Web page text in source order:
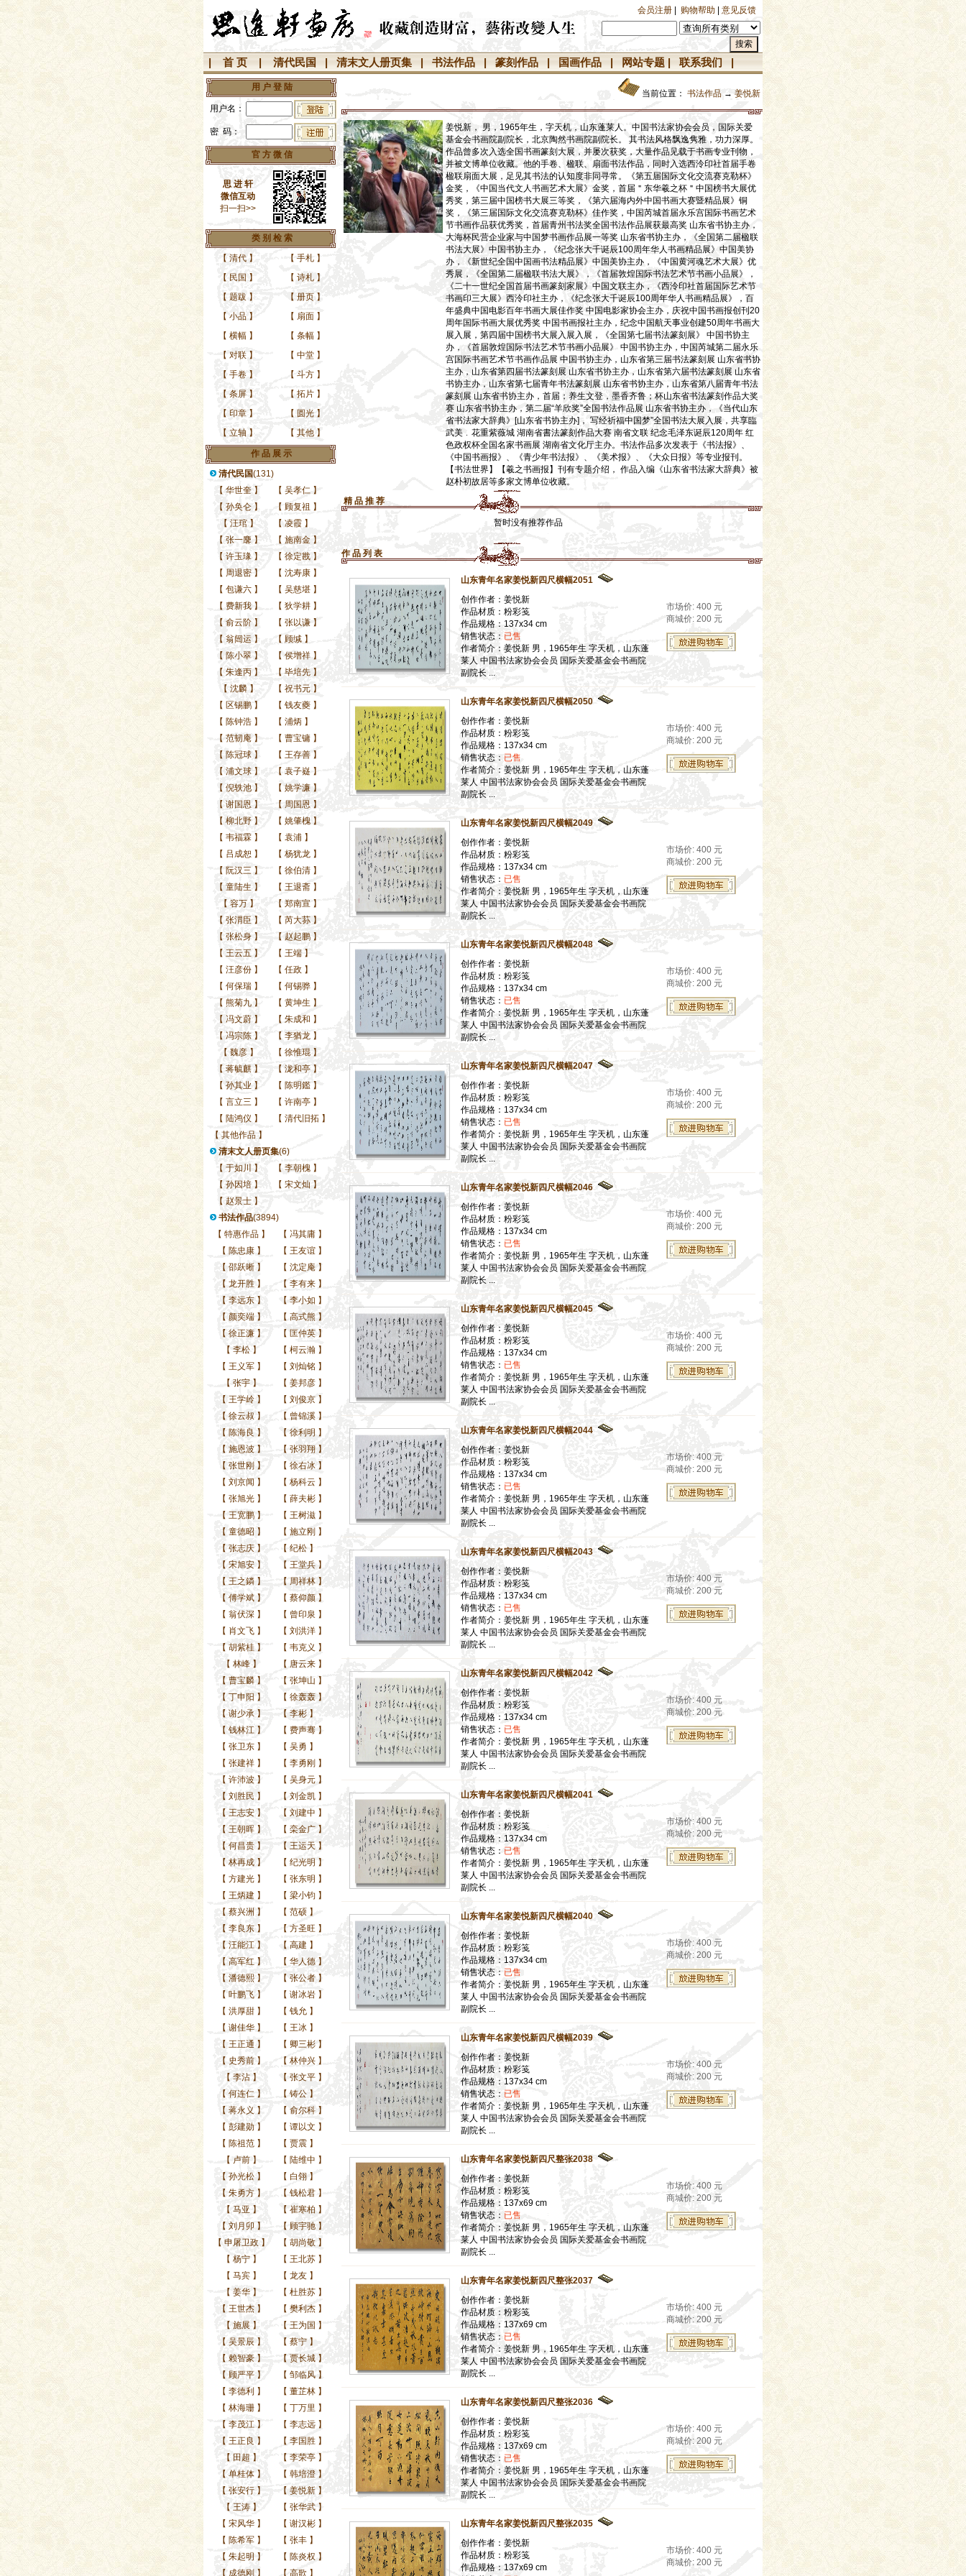
会员注册 购物帮助 意见反馈
首 页 清代民国 清末文人册页集 书法作品 篆刻作品 国画作品 网站专题 联系我们
用 户 登 陆
用户名：
密 码：
官 方 微 信
思 进 轩
微信互动
扫一扫>>
类 别 检 索
【 清代 】 【 手札 】
【 民国 】 【 诗札 】
【 题跋 】 【 册页 】
【 小品 】 【 扇面 】
【 横幅 】 【 条幅 】
【 对联 】 【 中堂 】
【 手卷 】 【 斗方 】
【 条屏 】 【 拓片 】
【 印章 】 【 圆光 】
【 立轴 】 【 其他 】
作 品 展 示
清代民国(131)
【 华世奎 】 【 吴孝仁 】
【 孙奂仑 】 【 顾复祖 】
【 汪琯 】 【 凌霞 】
【 张一麐 】 【 施南金 】
【 许玉瑑 】 【 徐定戡 】
【 周退密 】 【 沈寿康 】
【 包谦六 】 【 吴慈堪 】
【 费新我 】 【 狄学耕 】
【 俞云阶 】 【 张以谦 】
【 翁闿运 】 【 顾缄 】
【 陈小翠 】 【 侯增祥 】
【 朱逢丙 】 【 毕培先 】
【 沈麟 】 【 祝书元 】
【 区锡鹏 】 【 钱友夔 】
【 陈钟浩 】 【 浦炳 】
【 范韧庵 】 【 曹宝镛 】
【 陈冠球 】 【 王存善 】
【 浦文球 】 【 袁子嶷 】
【 倪轶池 】 【 姚学濂 】
【 谢国恩 】 【 周国恩 】
【 柳北野 】 【 姚肇槐 】
【 韦福霖 】 【 袁浦 】
【 吕成恕 】 【 杨犹龙 】
【 阮汉三 】 【 徐伯清 】
【 童陆生 】 【 王退斋 】
【 容万 】 【 郑南宣 】
【 张渭臣 】 【 芮大荪 】
【 张松身 】 【 赵起鹏 】
【 王云五 】 【 王端 】
【 汪彦份 】 【 任政 】
【 何保瑞 】 【 何锡骅 】
【 熊菊九 】 【 黄坤生 】
【 冯文蔚 】 【 朱成和 】
【 冯宗陈 】 【 李猶龙 】
【 魏彦 】 【 徐惟琨 】
【 蒋毓麒 】 【 泷和亭 】
【 孙其业 】 【 陈明鑑 】
【 言立三 】 【 许南亭 】
【 陆鸿仪 】 【 清代旧拓 】
【 其他作品 】
清末文人册页集(6)
【 于如川 】 【 李朝槐 】
【 孙因培 】 【 宋文灿 】
【 赵景士 】
书法作品(3894)
【 特惠作品】 【 冯其庸 】
【 陈忠康】 【 王友谊 】
【 邵跃晰】 【 沈定庵 】
【 龙开胜】 【 李有来 】
【 李远东】 【 李小如 】
【 颜奕端】 【 高式熊 】
【 徐正濂】 【 匡仲英 】
【 李松】 【 柯云瀚 】
【 王义军】 【 刘灿铭 】
【 张宇】 【 姜邦彦 】
【 王学岭】 【 刘俊京 】
【 徐云叔 】 【 曾锦溪 】
【 陈海良 】 【 徐利明 】
【 施恩波】 【 张羽翔 】
【 张世刚 】 【 徐右冰 】
【 刘京闻 】 【 杨科云 】
【 张旭光】 【 薛夫彬 】
【 王宽鹏】 【 王树滋 】
【 童德昭 】 【 施立刚 】
【 张志庆】 【 纪松 】
【 宋旭安】 【 王堂兵 】
【 王之鏻】 【 周祥林 】
【 傅学斌】 【 蔡仰颜 】
【 翁伏深】 【 曾印泉 】
【 肖文飞】 【 刘洪洋 】
【 胡紫桂】 【 韦克义 】
【 林峰】 【 唐云来 】
【 曹宝麟】 【 张坤山 】
【 丁申阳 】 【 徐轰轰 】
【 谢少承】 【 李彬 】
【 钱林江】 【 费声骞 】
【 张卫东】 【 吴勇 】
【 张建祥】 【 李勇刚 】
【 许沛波】 【 吴身元 】
【 刘胜民 】 【 刘金凯 】
【 王志安】 【 刘建中 】
【 王朝晖】 【 栾金广 】
【 何昌贵】 【 王运天 】
【 林再成】 【 纪光明 】
【 方建光】 【 张东明 】
【 王炳建】 【 梁小钧 】
【 蔡兴洲 】 【 范硕 】
【 李良东】 【 方圣旺 】
【 汪能江】 【 高建 】
【 高军红 】 【 华人德 】
【 潘德熙】 【 张公者 】
【 叶鹏飞】 【 谢冰岩 】
【 洪厚甜】 【 钱允 】
【 谢佳华】 【 王冰 】
【 王正通 】 【 卿三彬 】
【 史秀前】 【 林仲兴 】
【 李沾】 【 张文平 】
【 何连仁】 【 铸公 】
【 蒋永义 】 【 俞尔科 】
【 彭建勋】 【 谭以文 】
【 陈祖范】 【 贾震 】
【 卢前】 【 陆维中 】
【 孙光松】 【 白翎 】
【 朱勇方】 【 钱松君 】
【 马亚 】 【 崔寒柏 】
【 刘月卯 】 【 顾宇驰 】
【 申屠卫政】 【 胡尚敬 】
【 杨宁】 【 王北苏 】
【 马宾】 【 龙友 】
【 姜华】 【 杜胜苏 】
【 王世杰】 【 樊利杰 】
【 施展 】 【 王为国 】
【 吴景辰 】 【 蔡宁 】
【 赖智豪】 【 贾长城 】
【 顾严平】 【 邹临风 】
【 李德利 】 【 董芷林 】
【 林海珊】 【 丁万里 】
【 李茂江】 【 李志远 】
【 王正良 】 【 李国胜 】
【 田超 】 【 李荣亭 】
【 单桂体】 【 韩培澄 】
【 张安行】 【 姜悦新 】
【 王涛】 【 张华武 】
【 宋风华】 【 谢汉彬 】
【 陈希军】 【 张丰 】
【 朱起明 】 【 陈炎权 】
【 成德刚 】 【 高歌 】
当前位置： 书法作品 → 姜悦新
姜悦新， 男，1965年生，字天机，山东蓬莱人。中国书法家协会会员，国际关爱
基金会书画院副院长，北京陶然书画院副院长。 其书法风格飘逸隽雅，功力深厚。
作品曾多次入选全国书画篆刻大展，并屡次获奖，大量作品见载于书画专业刊物，
并被文博单位收藏。他的手卷、楹联、扇面书法作品，同时入选西泠印社首届手卷
楹联扇面大展，足见其书法的认知度非同寻常。《第五届国际文化交流赛克勒杯》
金奖，《中国当代文人书画艺术大展》金奖，首届＂东华羲之杯＂中国榜书大展优
秀奖，第三届中国榜书大展三等奖，《第六届海内外中国书画大赛暨精品展》铜
奖，《第三届国际文化交流赛克勒杯》佳作奖，中国芮城首届永乐宫国际书画艺术
节书画作品获优秀奖，首届青州书法奖全国书法作品展获最高奖 山东省书协主办，
大海杯民营企业家与中国梦书画作品展一等奖 山东省书协主办，《全国第二届楹联
书法大展》中国书协主办，《纪念张大千诞辰100周年华人书画精品展》中国美协
办，《新世纪全国中国画书法精品展》中国美协主办，《中国黄河魂艺术大展》优
秀展，《全国第二届楹联书法大展》，《首届敦煌国际书法艺术节书画小品展》，
《二十一世纪全国首届书画篆刻家展》中国文联主办，《西泠印社首届国际艺术节
书画印三大展》西泠印社主办，《纪念张大千诞辰100周年华人书画精品展》，百
年盛典中国电影百年书画大展佳作奖 中国电影家协会主办，庆祝中国书画报创刊20
周年国际书画大展优秀奖 中国书画报社主办，纪念中国航天事业创建50周年书画大
展入展，第四届中国榜书大展入展入展，《全国第七届书法篆刻展》 中国书协主
办，《首届敦煌国际书法艺术节书画小品展》 中国书协主办，中国芮城第二届永乐
宫国际书画艺术节书画作品展 中国书协主办，山东省第三届书法篆刻展 山东省书协
主办，山东省第四届书法篆刻展 山东省书协主办，山东省第六届书法篆刻展 山东省
书协主办，山东省第七届青年书法篆刻展 山东省书协主办，山东省第八届青年书法
篆刻展 山东省书协主办，首届；养生文登，墨香齐鲁；杯山东省书法篆刻作品大奖
赛 山东省书协主办，第二届“羊欣奖”全国书法作品展 山东省书协主办，《当代山东
省书法家大辞典》[山东省书协主办]， 写经祈福中国梦”全国书法大展入展，共享臨
武美﹒花重紫薇城 湖南省書法篆刻作品大赛 南省文联 纪念毛泽东诞辰120周年 红
色政权杯全国名家书画展 湖南省文化厅主办。书法作品多次发表于《书法报》、
《中国书画报》、《青少年书法报》、《美术报》、《大众日报》等专业报刊。
【书法世界】【羲之书画报】刊有专题介绍， 作品入编《山东省书法家大辞典》被
赵朴初故居等多家文博单位收藏。
精 品 推 荐
暂时没有推荐作品
作 品 列 表
山东青年名家姜悦新四尺横幅2051
创作作者：姜悦新
作品材质：粉彩笺
作品规格：137x34 cm
销售状态： 已售
作者简介：姜悦新 男，1965年生 字天机，山东蓬
莱人 中国书法家协会会员 国际关爱基金会书画院
副院长 ...
市场价: 400 元
商城价: 200 元
山东青年名家姜悦新四尺横幅2050
创作作者：姜悦新
作品材质：粉彩笺
作品规格：137x34 cm
销售状态： 已售
作者简介：姜悦新 男，1965年生 字天机，山东蓬
莱人 中国书法家协会会员 国际关爱基金会书画院
副院长 ...
市场价: 400 元
商城价: 200 元
山东青年名家姜悦新四尺横幅2049
创作作者：姜悦新
作品材质：粉彩笺
作品规格：137x34 cm
销售状态： 已售
作者简介：姜悦新 男，1965年生 字天机，山东蓬
莱人 中国书法家协会会员 国际关爱基金会书画院
副院长 ...
市场价: 400 元
商城价: 200 元
山东青年名家姜悦新四尺横幅2048
创作作者：姜悦新
作品材质：粉彩笺
作品规格：137x34 cm
销售状态： 已售
作者简介：姜悦新 男，1965年生 字天机，山东蓬
莱人 中国书法家协会会员 国际关爱基金会书画院
副院长 ...
市场价: 400 元
商城价: 200 元
山东青年名家姜悦新四尺横幅2047
创作作者：姜悦新
作品材质：粉彩笺
作品规格：137x34 cm
销售状态： 已售
作者简介：姜悦新 男，1965年生 字天机，山东蓬
莱人 中国书法家协会会员 国际关爱基金会书画院
副院长 ...
市场价: 400 元
商城价: 200 元
山东青年名家姜悦新四尺横幅2046
创作作者：姜悦新
作品材质：粉彩笺
作品规格：137x34 cm
销售状态： 已售
作者简介：姜悦新 男，1965年生 字天机，山东蓬
莱人 中国书法家协会会员 国际关爱基金会书画院
副院长 ...
市场价: 400 元
商城价: 200 元
山东青年名家姜悦新四尺横幅2045
创作作者：姜悦新
作品材质：粉彩笺
作品规格：137x34 cm
销售状态： 已售
作者简介：姜悦新 男，1965年生 字天机，山东蓬
莱人 中国书法家协会会员 国际关爱基金会书画院
副院长 ...
市场价: 400 元
商城价: 200 元
山东青年名家姜悦新四尺横幅2044
创作作者：姜悦新
作品材质：粉彩笺
作品规格：137x34 cm
销售状态： 已售
作者简介：姜悦新 男，1965年生 字天机，山东蓬
莱人 中国书法家协会会员 国际关爱基金会书画院
副院长 ...
市场价: 400 元
商城价: 200 元
山东青年名家姜悦新四尺横幅2043
创作作者：姜悦新
作品材质：粉彩笺
作品规格：137x34 cm
销售状态： 已售
作者简介：姜悦新 男，1965年生 字天机，山东蓬
莱人 中国书法家协会会员 国际关爱基金会书画院
副院长 ...
市场价: 400 元
商城价: 200 元
山东青年名家姜悦新四尺横幅2042
创作作者：姜悦新
作品材质：粉彩笺
作品规格：137x34 cm
销售状态： 已售
作者简介：姜悦新 男，1965年生 字天机，山东蓬
莱人 中国书法家协会会员 国际关爱基金会书画院
副院长 ...
市场价: 400 元
商城价: 200 元
山东青年名家姜悦新四尺横幅2041
创作作者：姜悦新
作品材质：粉彩笺
作品规格：137x34 cm
销售状态： 已售
作者简介：姜悦新 男，1965年生 字天机，山东蓬
莱人 中国书法家协会会员 国际关爱基金会书画院
副院长 ...
市场价: 400 元
商城价: 200 元
山东青年名家姜悦新四尺横幅2040
创作作者：姜悦新
作品材质：粉彩笺
作品规格：137x34 cm
销售状态： 已售
作者简介：姜悦新 男，1965年生 字天机，山东蓬
莱人 中国书法家协会会员 国际关爱基金会书画院
副院长 ...
市场价: 400 元
商城价: 200 元
山东青年名家姜悦新四尺横幅2039
创作作者：姜悦新
作品材质：粉彩笺
作品规格：137x34 cm
销售状态： 已售
作者简介：姜悦新 男，1965年生 字天机，山东蓬
莱人 中国书法家协会会员 国际关爱基金会书画院
副院长 ...
市场价: 400 元
商城价: 200 元
山东青年名家姜悦新四尺整张2038
创作作者：姜悦新
作品材质：粉彩笺
作品规格：137x69 cm
销售状态： 已售
作者简介：姜悦新 男，1965年生 字天机，山东蓬
莱人 中国书法家协会会员 国际关爱基金会书画院
副院长 ...
市场价: 400 元
商城价: 200 元
山东青年名家姜悦新四尺整张2037
创作作者：姜悦新
作品材质：粉彩笺
作品规格：137x69 cm
销售状态： 已售
作者简介：姜悦新 男，1965年生 字天机，山东蓬
莱人 中国书法家协会会员 国际关爱基金会书画院
副院长 ...
市场价: 400 元
商城价: 200 元
山东青年名家姜悦新四尺整张2036
创作作者：姜悦新
作品材质：粉彩笺
作品规格：137x69 cm
销售状态： 已售
作者简介：姜悦新 男，1965年生 字天机，山东蓬
莱人 中国书法家协会会员 国际关爱基金会书画院
副院长 ...
市场价: 400 元
商城价: 200 元
山东青年名家姜悦新四尺整张2035
创作作者：姜悦新
作品材质：粉彩笺
作品规格：137x69 cm
市场价: 400 元
商城价: 200 元